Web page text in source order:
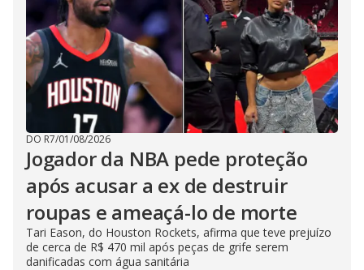
DO R7/01/08/2026
Jogador da NBA pede proteção
após acusar a ex de destruir
roupas e ameaçá-lo de morte
Tari Eason, do Houston Rockets, afirma que teve prejuízo
de cerca de R$ 470 mil após peças de grife serem
danificadas com água sanitária